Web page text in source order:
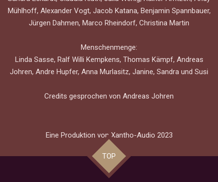
Mühlhoff, Alexander Vogt, Jacob Katana, Benjamin Spannbauer,
Jürgen Dahmen, Marco Rheindorf, Christina Martin
Menschenmenge:
Linda Sasse, Ralf Willi Kempkens, Thomas Kämpf, Andreas
Johren, Andre Hupfer, Anna Murlasitz, Janine, Sandra und Susi
Credits gesprochen von Andreas Johren
Eine Produktion von Xantho-Audio 2023
TOP